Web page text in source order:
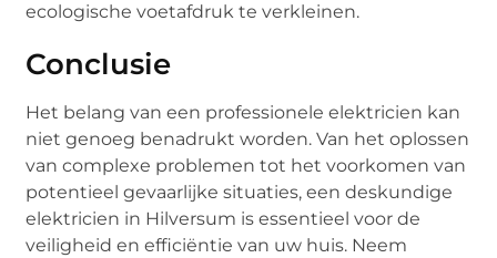
ecologische voetafdruk te verkleinen.
Conclusie
Het belang van een professionele elektricien kan
niet genoeg benadrukt worden. Van het oplossen
van complexe problemen tot het voorkomen van
potentieel gevaarlijke situaties, een deskundige
elektricien in Hilversum is essentieel voor de
veiligheid en efficiëntie van uw huis. Neem